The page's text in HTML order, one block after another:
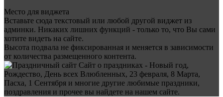
Место для виджета
Вставьте сюда текстовый или любой другой виджет из
админки. Никаких лишних функций - только то, что Вы сами
хотите видеть на сайте.
Высота подвала не фиксированная и меняется в зависимости
от количества размещенного контента.
Сайт о праздниках - Новый год,
Рождество, День всех Влюбленных, 23 февраля, 8 Марта,
Пасха, 1 Сентября и многие другие любимые праздники,
поздравления и прочее вы найдете на нашем сайте.